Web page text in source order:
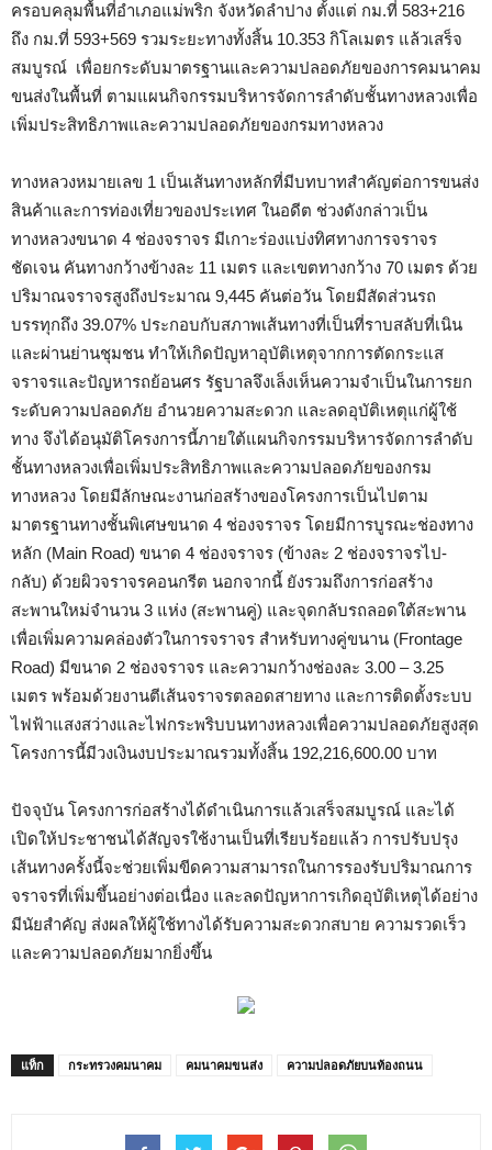
ครอบคลุมพื้นที่อำเภอแม่พริก จังหวัดลำปาง ตั้งแต่ กม.ที่ 583+216
ถึง กม.ที่ 593+569 รวมระยะทางทั้งสิ้น 10.353 กิโลเมตร แล้วเสร็จ
สมบูรณ์ เพื่อยกระดับมาตรฐานและความปลอดภัยของการคมนาคม
ขนส่งในพื้นที่ ตามแผนกิจกรรมบริหารจัดการลำดับชั้นทางหลวงเพื่อ
เพิ่มประสิทธิภาพและความปลอดภัยของกรมทางหลวง
ทางหลวงหมายเลข 1 เป็นเส้นทางหลักที่มีบทบาทสำคัญต่อการขนส่ง
สินค้าและการท่องเที่ยวของประเทศ ในอดีต ช่วงดังกล่าวเป็น
ทางหลวงขนาด 4 ช่องจราจร มีเกาะร่องแบ่งทิศทางการจราจร
ชัดเจน คันทางกว้างข้างละ 11 เมตร และเขตทางกว้าง 70 เมตร ด้วย
ปริมาณจราจรสูงถึงประมาณ 9,445 คันต่อวัน โดยมีสัดส่วนรถ
บรรทุกถึง 39.07% ประกอบกับสภาพเส้นทางที่เป็นที่ราบสลับที่เนิน
และผ่านย่านชุมชน ทำให้เกิดปัญหาอุบัติเหตุจากการตัดกระแส
จราจรและปัญหารถย้อนศร รัฐบาลจึงเล็งเห็นความจำเป็นในการยก
ระดับความปลอดภัย อำนวยความสะดวก และลดอุบัติเหตุแก่ผู้ใช้
ทาง จึงได้อนุมัติโครงการนี้ภายใต้แผนกิจกรรมบริหารจัดการลำดับ
ชั้นทางหลวงเพื่อเพิ่มประสิทธิภาพและความปลอดภัยของกรม
ทางหลวง โดยมีลักษณะงานก่อสร้างของโครงการเป็นไปตาม
มาตรฐานทางชั้นพิเศษขนาด 4 ช่องจราจร โดยมีการบูรณะช่องทาง
หลัก (Main Road) ขนาด 4 ช่องจราจร (ข้างละ 2 ช่องจราจรไป-
กลับ) ด้วยผิวจราจรคอนกรีต นอกจากนี้ ยังรวมถึงการก่อสร้าง
สะพานใหม่จำนวน 3 แห่ง (สะพานคู่) และจุดกลับรถลอดใต้สะพาน
เพื่อเพิ่มความคล่องตัวในการจราจร สำหรับทางคู่ขนาน (Frontage
Road) มีขนาด 2 ช่องจราจร และความกว้างช่องละ 3.00 – 3.25
เมตร พร้อมด้วยงานตีเส้นจราจรตลอดสายทาง และการติดตั้งระบบ
ไฟฟ้าแสงสว่างและไฟกระพริบบนทางหลวงเพื่อความปลอดภัยสูงสุด
โครงการนี้มีวงเงินงบประมาณรวมทั้งสิ้น 192,216,600.00 บาท
ปัจจุบัน โครงการก่อสร้างได้ดำเนินการแล้วเสร็จสมบูรณ์ และได้
เปิดให้ประชาชนได้สัญจรใช้งานเป็นที่เรียบร้อยแล้ว การปรับปรุง
เส้นทางครั้งนี้จะช่วยเพิ่มขีดความสามารถในการรองรับปริมาณการ
จราจรที่เพิ่มขึ้นอย่างต่อเนื่อง และลดปัญหาการเกิดอุบัติเหตุได้อย่าง
มีนัยสำคัญ ส่งผลให้ผู้ใช้ทางได้รับความสะดวกสบาย ความรวดเร็ว
และความปลอดภัยมากยิ่งขึ้น
แท็ก กระทรวงคมนาคม คมนาคมขนส่ง ความปลอดภัยบนท้องถนน